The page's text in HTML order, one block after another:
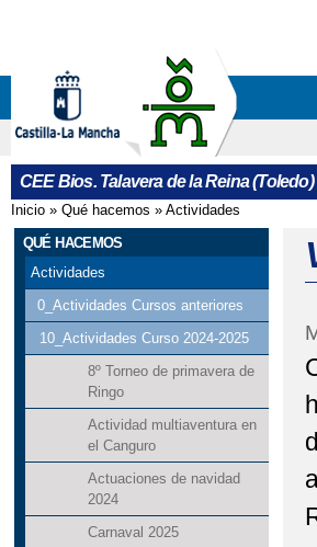
CEE Bios. Talavera de la Reina (Toledo)
Se encuentra usted aquí
Inicio » Qué hacemos » Actividades
QUÉ HACEMOS
Actividades
0_Actividades Cursos anteriores
10_Actividades Curso 2024-2025
8º Torneo de primavera de
Ringo
Actividad multiaventura en
el Canguro
Actuaciones de navidad
2024
Carnaval 2025